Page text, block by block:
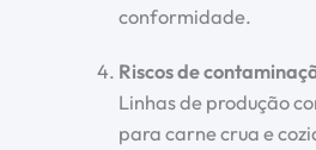
conformidade.
Riscos de
Linhas de produção
para carne crua e